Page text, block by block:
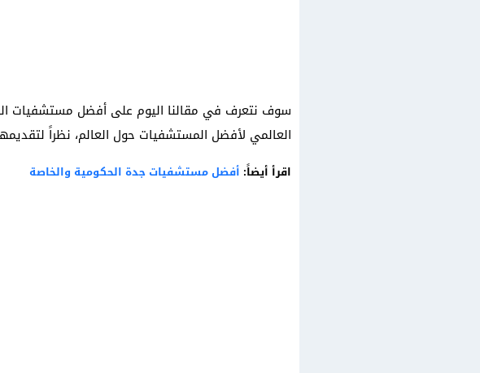
سوف نتعرف في مقالنا اليوم على أفضل مستشفيات
العالمي لأفضل المستشفيات حول العالم، نظراً
اقرأ أيضاً: أفضل مستشفيات جدة الحكومية والخاصة